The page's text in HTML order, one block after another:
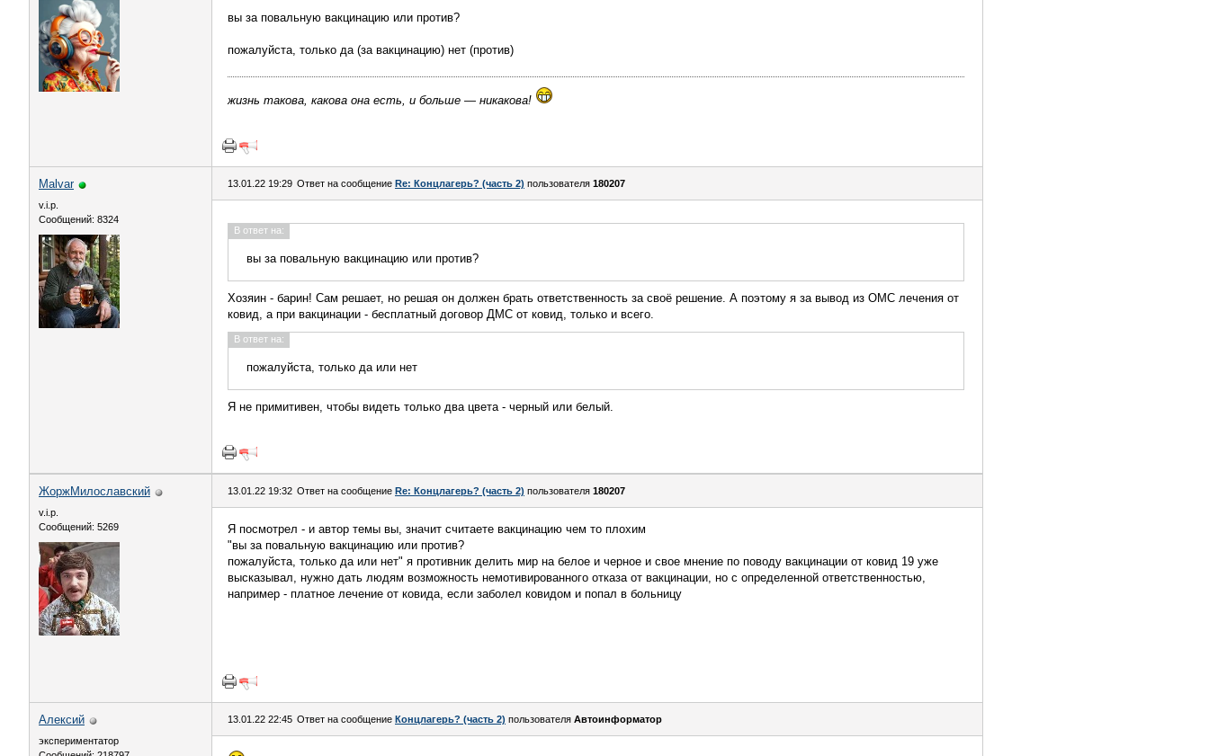
вы за повальную вакцинацию или против?
пожалуйста, только да (за вакцинацию) нет (против)
жизнь такова, какова она есть, и больше — никакова!
Malvar
v.i.p.
Сообщений: 8324
13.01.22 19:29 Ответ на сообщение Re: Концлагерь? (часть 2) пользователя 180207
В ответ на:
вы за повальную вакцинацию или против?
Хозяин - барин! Сам решает, но решая он должен брать ответственность за своё решение. А поэтому я за вывод из ОМС лечения от
ковид, а при вакцинации - бесплатный договор ДМС от ковид, только и всего.
В ответ на:
пожалуйста, только да или нет
Я не примитивен, чтобы видеть только два цвета - черный или белый.
ЖоржМилославский
v.i.p.
Сообщений: 5269
13.01.22 19:32 Ответ на сообщение Re: Концлагерь? (часть 2) пользователя 180207
Я посмотрел - и автор темы вы, значит считаете вакцинацию чем то плохим
"вы за повальную вакцинацию или против?
пожалуйста, только да или нет" я противник делить мир на белое и черное и свое мнение по поводу вакцинации от ковид 19 уже
высказывал, нужно дать людям возможность немотивированного отказа от вакцинации, но с определенной ответственностью,
например - платное лечение от ковида, если заболел ковидом и попал в больницу
Алексий
экспериментатор
13.01.22 22:45 Ответ на сообщение Концлагерь? (часть 2) пользователя Автоинформатор